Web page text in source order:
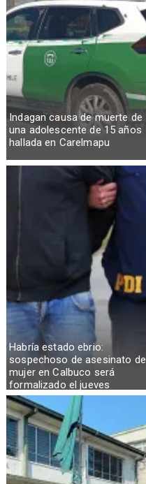
Indagan causa de muerte de
una adolescente de 15 años
hallada en Carelmapu
Habría estado ebrio:
sospechoso de asesinato de
mujer en Calbuco será
formalizado el jueves